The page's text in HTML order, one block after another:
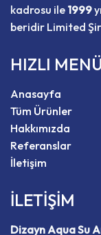
kadrosu ile 1999
beridir Limited
HIZLI MENÜ
Anasayfa
Tüm Ürünler
Hakkımızda
Referanslar
İletişim
İLETİŞİM
Dizayn Aqua Su